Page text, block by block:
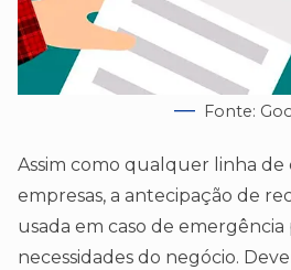
Fonte:
Assim como qualquer linha de
empresas, a antecipação de
usada em caso de emergência
necessidades do negócio.